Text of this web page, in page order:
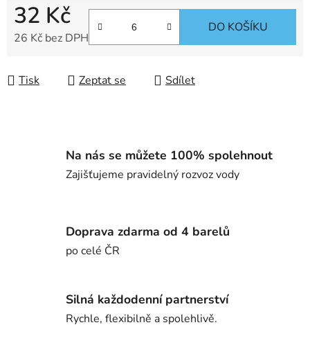
32 Kč
26 Kč bez DPH
DO KOŠÍKU
Tisk Zeptat se Sdílet
Na nás se můžete 100% spolehnout
Zajišťujeme pravidelný rozvoz vody
Doprava zdarma od 4 barelů
po celé ČR
Silná každodenní partnerství
Rychle, flexibilně a spolehlivě.